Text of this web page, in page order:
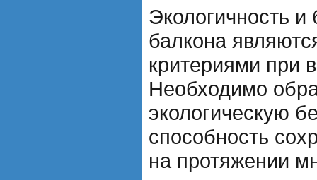
Экологичность и
балкона
критериями при
Необходимо
экологическую
способность
на протяжении